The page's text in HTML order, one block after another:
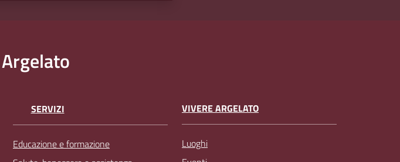
SERVIZI
Educazione e formazione
VIVERE ARGELATO
Luoghi